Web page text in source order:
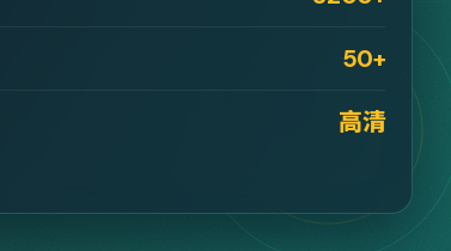
50+
高清